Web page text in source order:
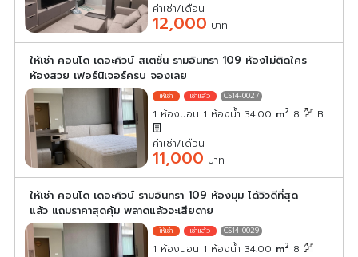
ค่าเช่า/เดือน
12,000 บาท
ให้เช่า คอนโด เดอะคิวบ์ สเตชั่น รามอินทรา 109 ห้องไม่ติดใคร
ห้องสวย เฟอร์นิเจอร์ครบ จองเลย
CS14-0027
1 ห้องนอน 1 ห้องน้ำ 34.00 m2 8 B
ค่าเช่า/เดือน
11,000 บาท
ให้เช่า คอนโด เดอะคิวบ์ รามอินทรา 109 ห้องมุม ได้วิวดีที่สุด
แล้ว แถมราคาสุดคุ้ม พลาดแล้วจะเสียดาย
CS14-0029
1 ห้องนอน 1 ห้องน้ำ 34.00 m2 8